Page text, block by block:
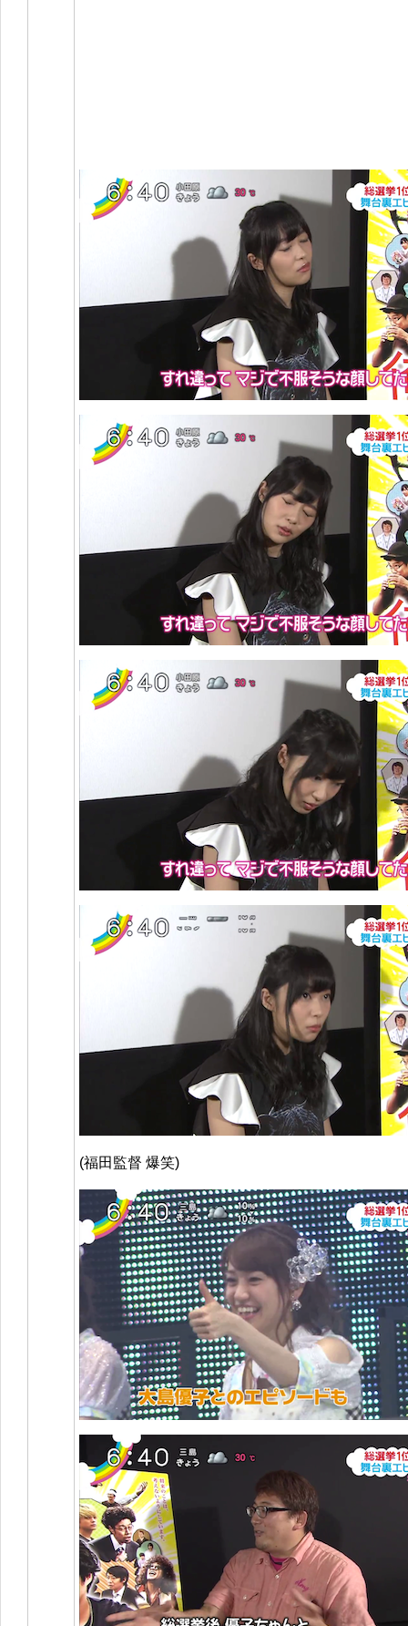
(福田監督 爆笑)